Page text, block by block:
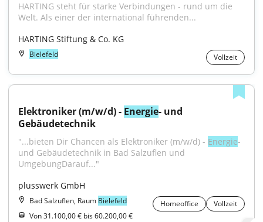
HARTING steht für starke Verbindungen - rund um die
Welt. Als einer der international führenden...
HARTING Stiftung & Co. KG
Bielefeld Vollzeit
Elektroniker (m/w/d) - Energie- und
Gebäudetechnik
"...bieten Dir Chancen als Elektroniker (m/w/d) - Energie-
und Gebäudetechnik in Bad Salzuflen und
UmgebungDarauf..."
plusswerk GmbH
Bad Salzuflen, Raum Bielefeld Homeoffice
Vollzeit
Von 31.100,00 € bis 60.200,00 €